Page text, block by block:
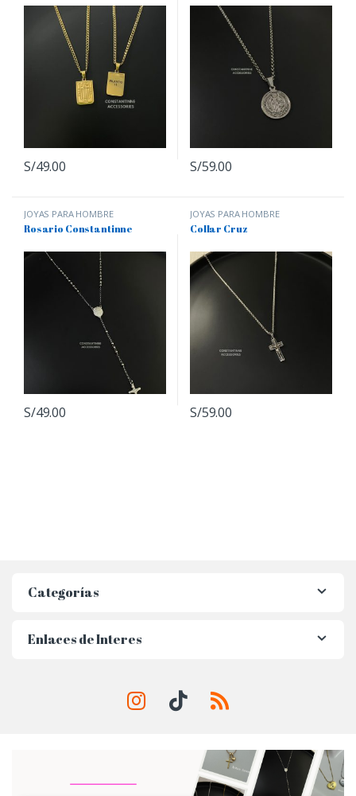
S/49.00 S/59.00
JOYAS PARA HOMBRE
Rosario Constantinne
S/49.00
JOYAS PARA HOMBRE
Collar Cruz
S/59.00
Categorías
Enlaces de Interes